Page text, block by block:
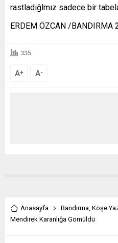
rastladığlmız sadece bir
ERDEM ÖZCAN /BANDIRMA
335
A+ A-
Anasayfa Bandırma, Köşe
Mendirek Karanlığa Gömüldü